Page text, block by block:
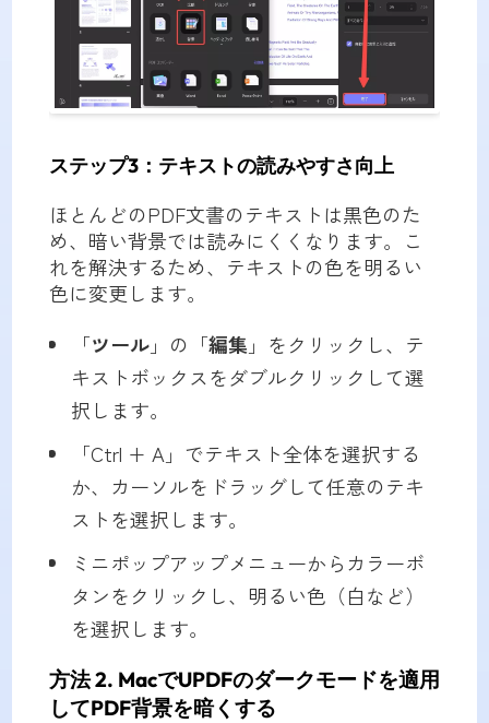
ステップ3：テキストの読みやすさ向上
ほとんどのPDF文書のテキストは黒色のた
め、暗い背景では読みにくくなります。こ
れを解決するため、テキストの色を明るい
色に変更します。
「ツール」の「編集 」をクリックし、テ
キストボックスをダブルクリックして選
択します。
「Ctrl + A」でテキスト全体を選択する
か、カーソルをドラッグして任意のテキ
ストを選択します。
ミニポップアップメニューからカラーボ
タンをクリックし、明るい色（白など）
を選択します。
方法 2. MacでUPDFのダークモードを適用
してPDF背景を暗くする